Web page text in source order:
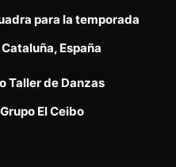
para la temporada
España
Taller de Danzas
El Ceibo